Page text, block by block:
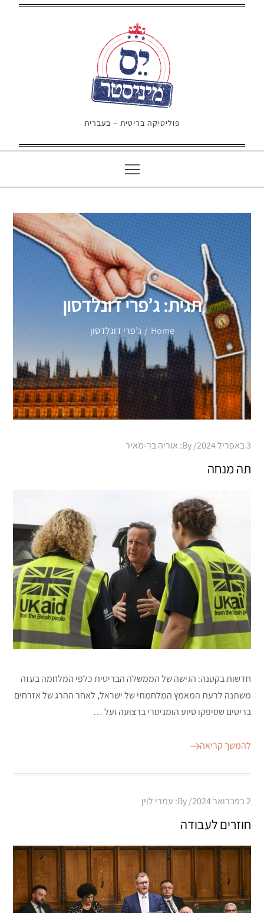
פוליטיקה בריטית – בעברית
תגית:ג’פרי דונלדסון
Home ג’פרי דונלדסון
Posted
3 באפריל 2024 By: אוריה בר-מאיר
תה מנחה
חדשות בקטנה: הגישה של הממשלה הבריטית כלפי המלחמה בעזה
משתנה לרעת המאמץ המלחמתי של ישראל, לאחר ההרג של אזרחים
בריטים שסיפקו סיוע הומניטרי ברצועה ועל …
להמשך קריאה
Posted
2 בפברואר 2024 By: עמרי לוין
חוזרים לעבודה